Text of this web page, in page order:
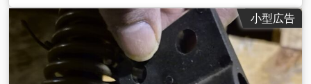
小型広告